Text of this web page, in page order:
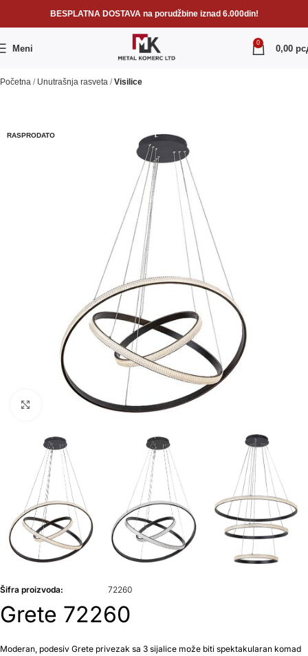
BESPLATNA DOSTAVA na porudžbine iznad 6.000din!
Meni
0
0,00
Početna Unutrašnja rasveta Visilice
RASPRODATO
Klikni da uvećaš
Šifra proizvoda: 72260
Grete 72260
Moderan, podesiv Grete privezak sa 3 sijalice može biti spektakularan komad